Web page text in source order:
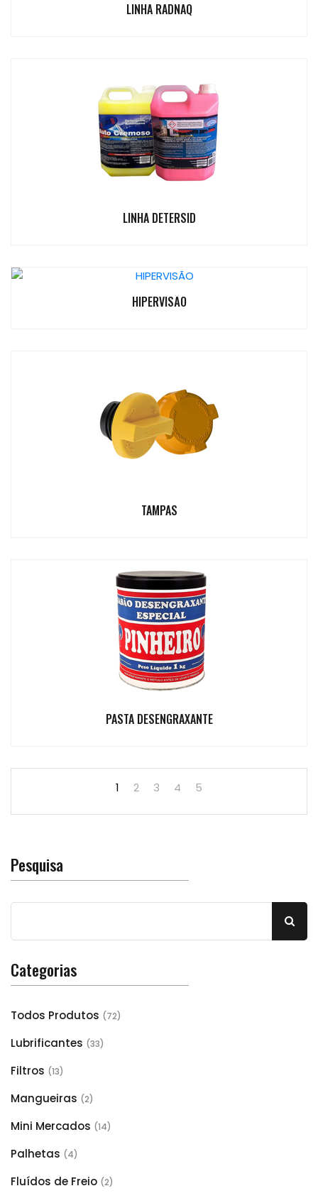
LINHA RADNAQ
LINHA DETERSID
HIPERVISÃO
TAMPAS
PASTA DESENGRAXANTE
1 2 3 4 5
Pesquisa
Categorias
Todos Produtos (72)
Lubrificantes (33)
Filtros (13)
Mangueiras (2)
Mini Mercados (14)
Palhetas (4)
Fluídos de Freio (2)